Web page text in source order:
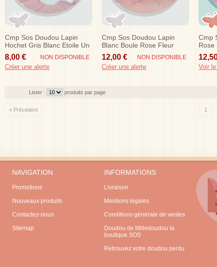
Cmp Sos Doudou Lapin
Hochet Gris Blanc Etoile Un
Reve De Bebe
8,00 € NON DISPONIBLE
Créer une alerte
Cmp Sos Doudou Lapin
Blanc Boule Rose Fleur
12,00 € NON DISPONIBLE
Créer une alerte
Cmp
Rose
Zoe
Voir
Lister : produits par page
« Précédent 1
NAVIGATION
Promotions
Nouveaux produits
Contactez-nous
Sitemap
INFORMATIONS
Livraison
Mentions légales
Conditions générale de ventes
Doudou de Milledoudou la
boutique SOS
Retrouvez votre doudou perdu